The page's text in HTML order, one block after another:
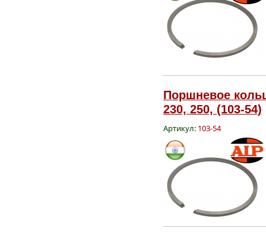
Поршневое
230, 250, (103-54)
Артикул: 103-54